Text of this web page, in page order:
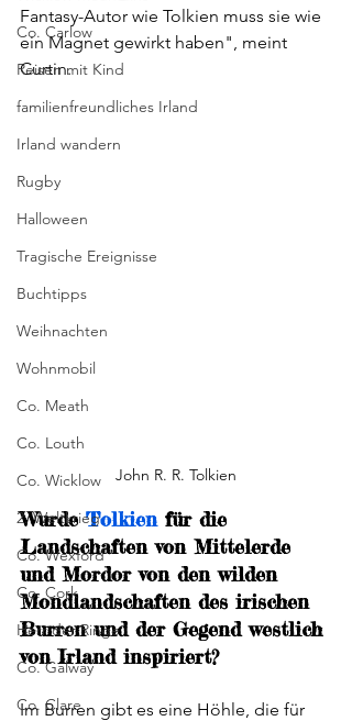
Co. Carlow
Reisen mit Kind
familienfreundliches Irland
Irland wandern
Rugby
Halloween
Tragische Ereignisse
Buchtipps
Weihnachten
Wohnmobil
Co. Meath
Co. Louth
Co. Wicklow
2. Weltkrieg
Co. Wexford
Co. Cork
Herr der Ringe
Co. Galway
Co. Clare
Fantasy-Autor wie Tolkien muss sie wie
ein Magnet gewirkt haben", meint
Curtin.
John R. R. Tolkien
Wurde Tolkien für die
Landschaften von Mittelerde
und Mordor von den wilden
Mondlandschaften des irischen
Burren und der Gegend westlich
von Irland inspiriert?
Im Burren gibt es eine Höhle, die für